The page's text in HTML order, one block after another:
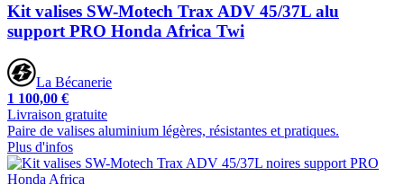
Kit valises SW-Motech Trax ADV 45/37L alu
support PRO Honda Africa Twi
La Bécanerie
1 100,00 €
Livraison gratuite
Paire de valises aluminium légères, résistantes et pratiques.
Plus d'infos